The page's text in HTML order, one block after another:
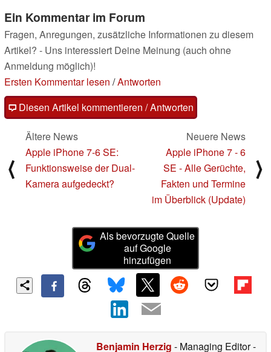
Ein Kommentar im Forum
Fragen, Anregungen, zusätzliche Informationen zu diesem
Artikel? - Uns interessiert Deine Meinung (auch ohne
Anmeldung möglich)!
Ersten Kommentar lesen /Antworten
Diesen Artikel kommentieren / Antworten
⟨
Ältere News
Apple iPhone 7-6 SE:
Funktionsweise der Dual-
Kamera aufgedeckt?
Neuere News
Apple iPhone 7 - 6
SE - Alle Gerüchte,
Fakten und Termine
im Überblick (Update)
⟩
Als bevorzugte Quelle
auf Google
hinzufügen
Benjamin Herzig - Managing Editor-